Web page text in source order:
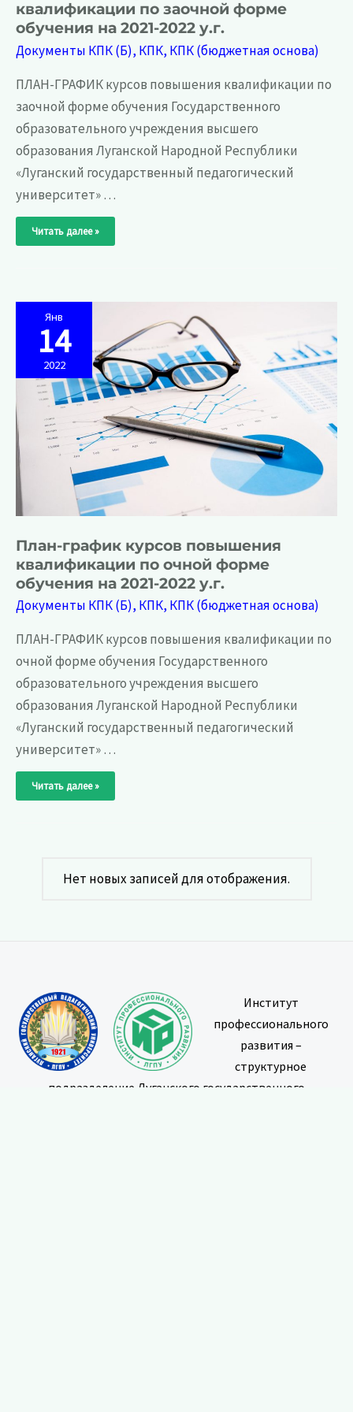
квалификации по заочной форме
обучения на 2021-2022 у.г.
Документы КПК (Б), КПК, КПК (бюджетная основа)
ПЛАН-ГРАФИК курсов повышения квалификации по
заочной форме обучения Государственного
образовательного учреждения высшего
образования Луганской Народной Республики
«Луганский государственный педагогический
университет» …
график
курсов
обучения
2022
у.г.
Читать далее »
Янв
14
2022
План-график курсов повышения
квалификации по очной форме
обучения на 2021-2022 у.г.
Документы КПК (Б), КПК, КПК (бюджетная основа)
ПЛАН-ГРАФИК курсов повышения квалификации по
очной форме обучения Государственного
образовательного учреждения высшего
образования Луганской Народной Республики
«Луганский государственный педагогический
университет» …
План-
график
курсов
Читать далее »
Нет новых записей для отображения.
Институт
профессионального
развития –
структурное
подразделение Луганского государственного